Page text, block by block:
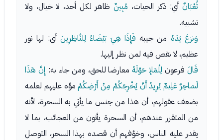
ثُعْبَانٌأي: ذكر الحيات، مُبِينٌظاهر لكل أحد، لا خيال، ولا
تشبيه.
وَنزعَ يَدَهُ من جيبه فَإِذَا هِيَ بَيْضَاءُ لِلنَّاظِرِينَ أي: لها نور
عظيم، لا نقص فيه لمن نظر إليها.
قَالَفرعون لِلْمَلإ حَوْلَهُمعارضا للحق، ومن جاء به: إِنَّ هَذَا
لَسَاحِرٌ عَلِيمٌ يُرِيدُ أَنْ يُخْرِجَكُمْ مِنْ أَرْضِكُمْموَّه عليهم لعلمه
بضعف عقولهم، أن هذا من جنس ما يأتي به السحرة، لأنه
من المتقرر عندهم، أن السحرة يأتون من العجائب، بما لا
يقدر عليه الناس، وخوَّفهم أن قصده بهذا السحر، التوصل